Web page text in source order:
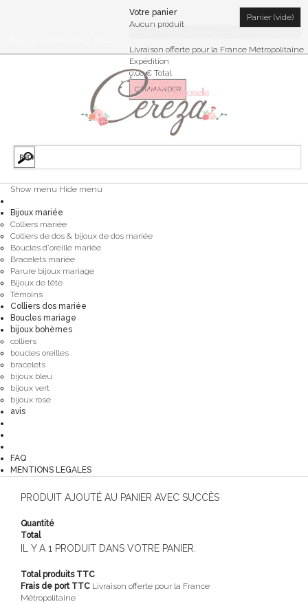
Show menu Hide menu
Bijoux mariée
Colliers mariée
Colliers de dos & bijoux de dos mariée
Boucles d'oreille mariée
Bracelets mariée
Parure bijoux mariage
Bijoux de tête
Témoins
Colliers dos mariée
Boucles mariage
bijoux bohèmes
colliers
boucles oreilles
bracelets
bijoux bleu
bijoux vert
bijoux rose
avis
FAQ
MENTIONS LEGALES
Panier (vide)
Votre panier
Aucun produit
Livraison offerte pour la France Métropolitaine
Expédition
0,00 € Total
COMMANDER
PRODUIT AJOUTÉ AU PANIER AVEC SUCCÈS
Quantité
Total
IL Y A 1 PRODUIT DANS VOTRE PANIER.
Total produits TTC
Frais de port TTC Livraison offerte pour la France
Métropolitaine